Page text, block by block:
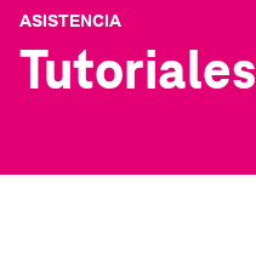
ASISTENCIA
Tutoriales